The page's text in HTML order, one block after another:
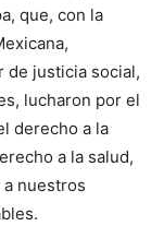
que, con la
de justicia social,
lucharon por el
derecho a la
a la salud,
nuestros